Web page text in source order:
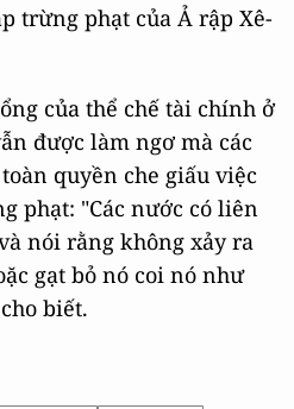
trừng phạt của Ả rập Xê-
của thể chế tài chính ở
được làm ngơ mà các
quyền che giấu việc
phạt: "Các nước có liên
nói rằng không xảy ra
gạt bỏ nó coi nó như
biết.